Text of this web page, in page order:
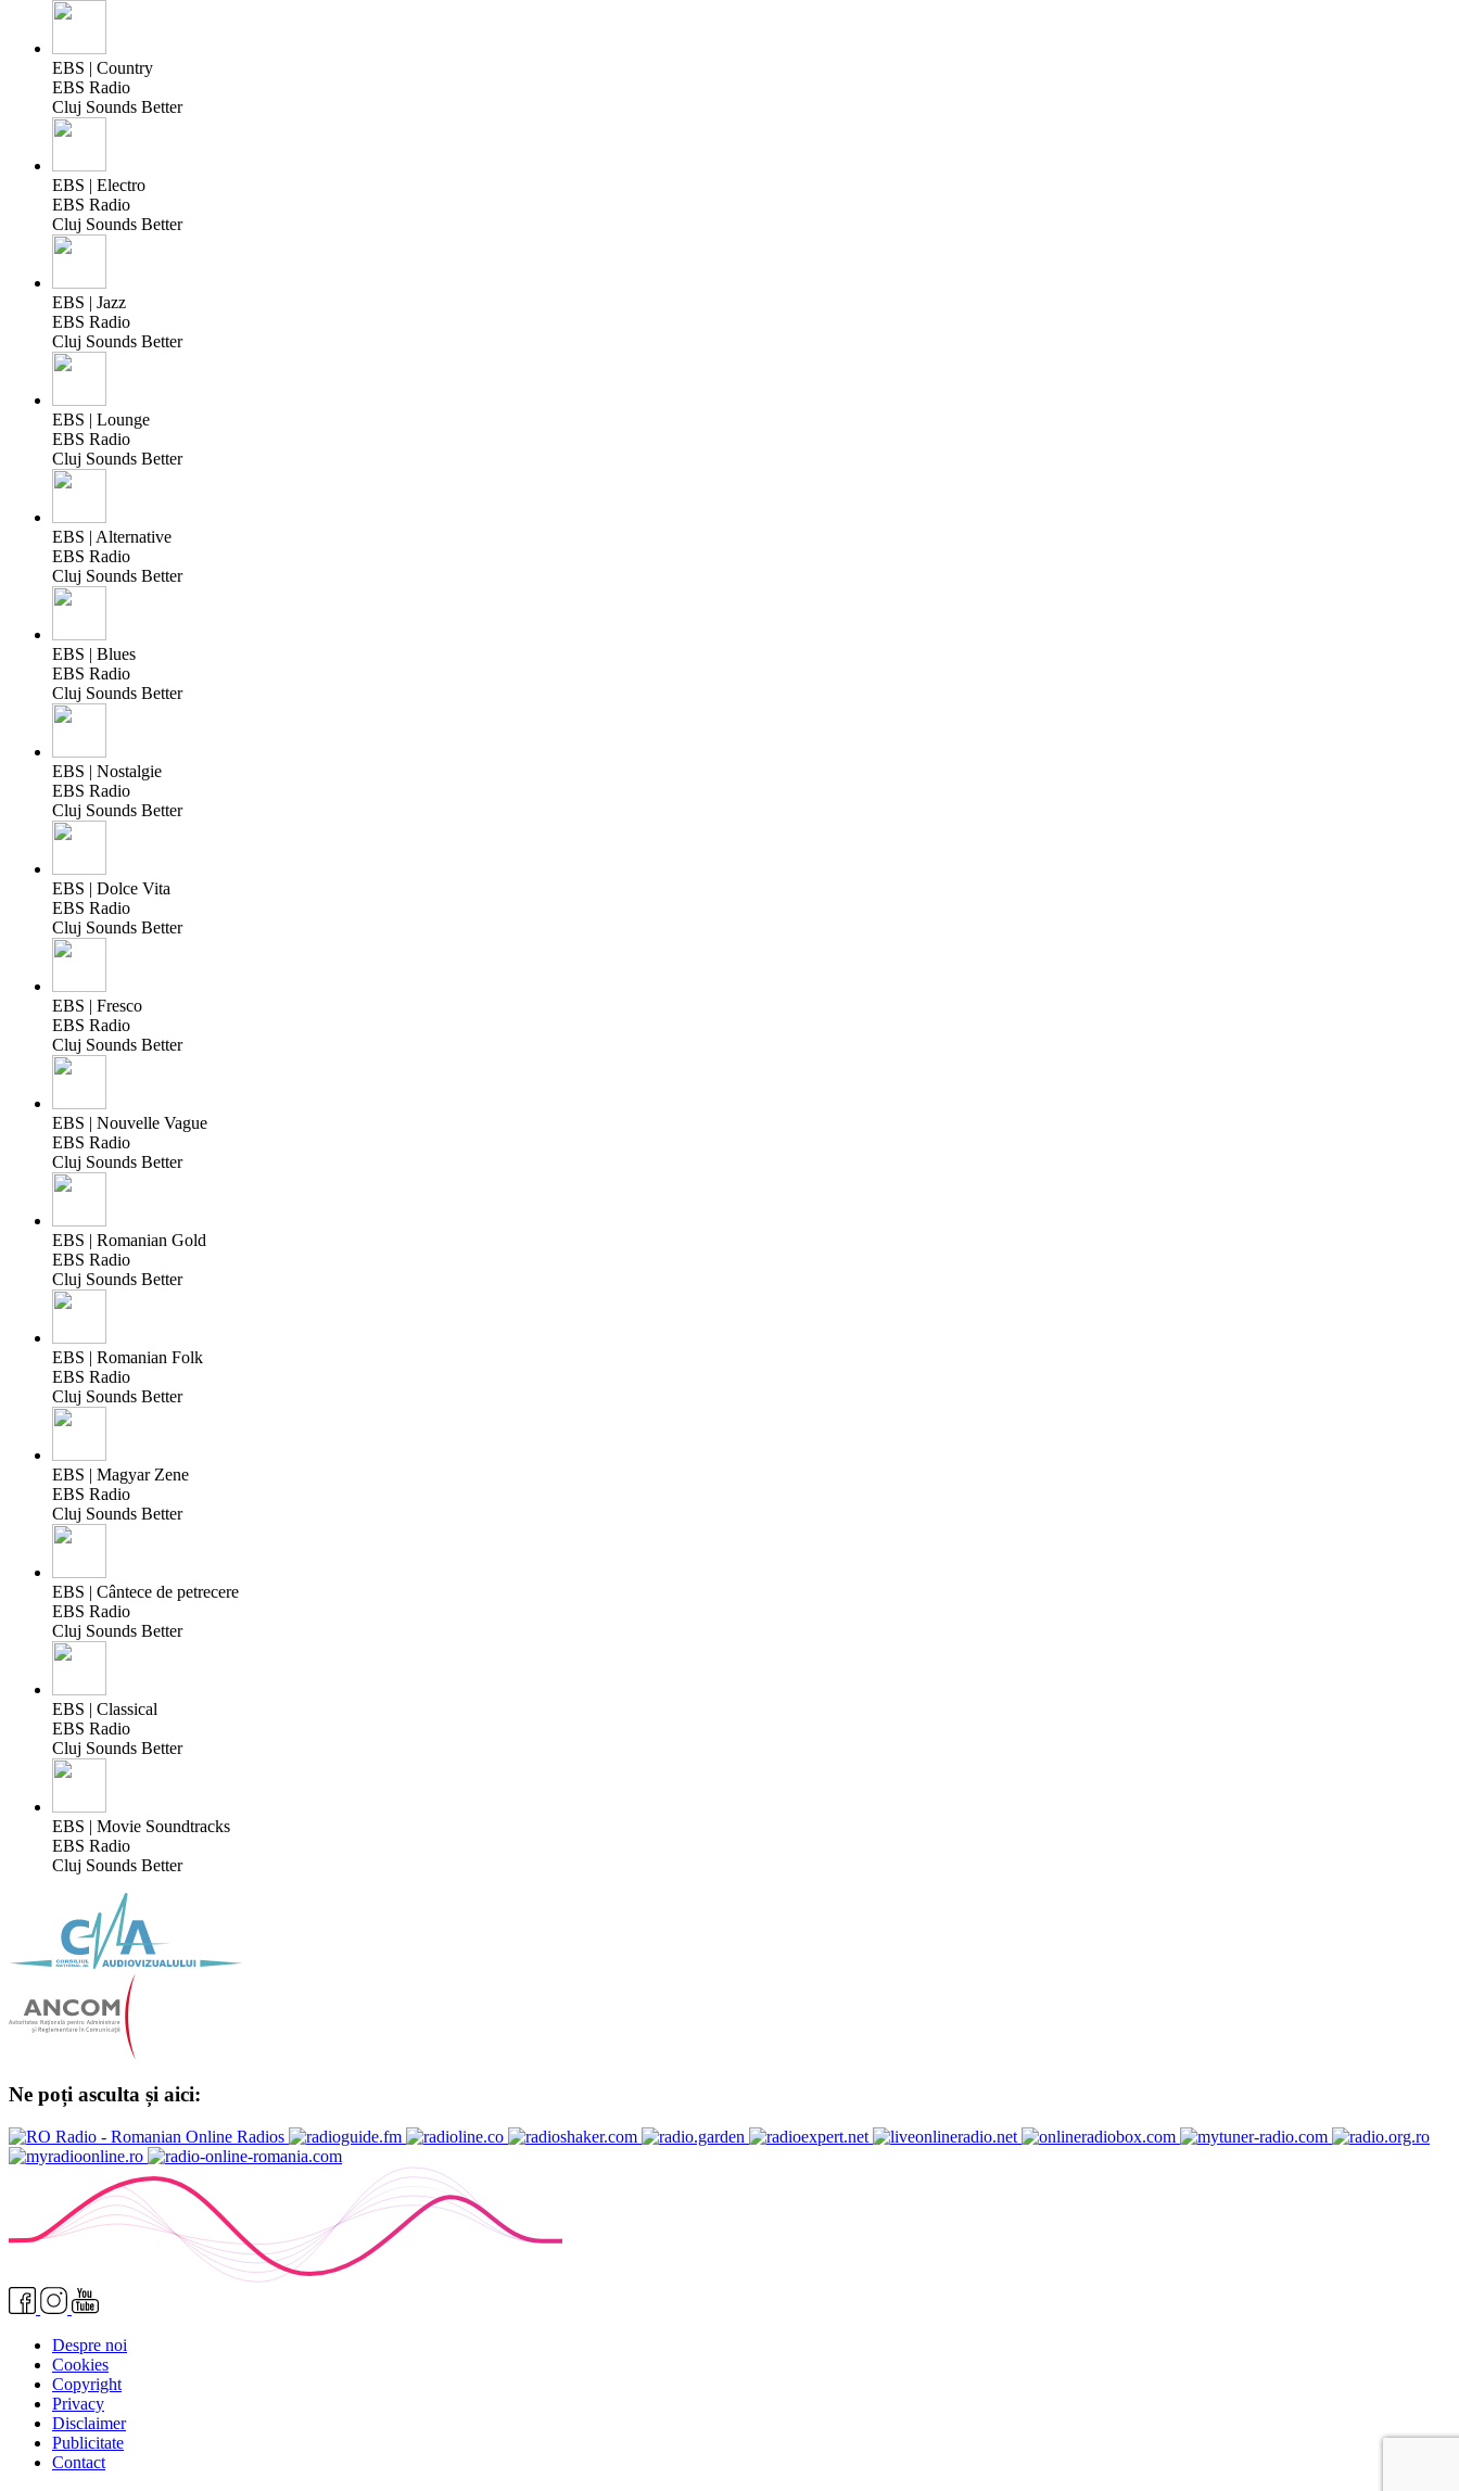
EBS | Country
EBS Radio
Cluj Sounds Better
EBS | Electro
EBS Radio
Cluj Sounds Better
EBS | Jazz
EBS Radio
Cluj Sounds Better
EBS | Lounge
EBS Radio
Cluj Sounds Better
EBS | Alternative
EBS Radio
Cluj Sounds Better
EBS | Blues
EBS Radio
Cluj Sounds Better
EBS | Nostalgie
EBS Radio
Cluj Sounds Better
EBS | Dolce Vita
EBS Radio
Cluj Sounds Better
EBS | Fresco
EBS Radio
Cluj Sounds Better
EBS | Nouvelle Vague
EBS Radio
Cluj Sounds Better
EBS | Romanian Gold
EBS Radio
Cluj Sounds Better
EBS | Romanian Folk
EBS Radio
Cluj Sounds Better
EBS | Magyar Zene
EBS Radio
Cluj Sounds Better
EBS | Cântece de petrecere
EBS Radio
Cluj Sounds Better
EBS | Classical
EBS Radio
Cluj Sounds Better
EBS | Movie Soundtracks
EBS Radio
Cluj Sounds Better
Ne poți asculta și aici:
Despre noi
Cookies
Copyright
Privacy
Disclaimer
Publicitate
Contact